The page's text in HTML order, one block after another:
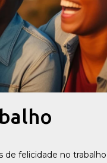
de felicidade no trabalho